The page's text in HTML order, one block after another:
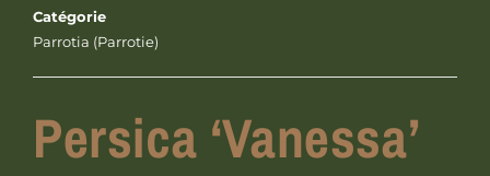
Catégorie
Parrotia (Parrotie)
Persica ‘Vanessa’